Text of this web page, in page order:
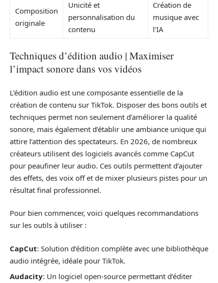
Composition
originale
Unicité et
personnalisation du
contenu
Création de
musique avec
l’IA
Techniques d’édition audio | Maximiser
l’impact sonore dans vos vidéos
L’édition audio est une composante essentielle de la
création de contenu sur TikTok. Disposer des bons outils et
techniques permet non seulement d’améliorer la qualité
sonore, mais également d’établir une ambiance unique qui
attire l’attention des spectateurs. En 2026, de nombreux
créateurs utilisent des logiciels avancés comme CapCut
pour peaufiner leur audio. Ces outils permettent d’ajouter
des effets, des voix off et de mixer plusieurs pistes pour un
résultat final professionnel.
Pour bien commencer, voici quelques recommandations
sur les outils à utiliser :
CapCut: Solution d’édition complète avec une bibliothèque
audio intégrée, idéale pour TikTok.
Audacity: Un logiciel open-source permettant d’éditer